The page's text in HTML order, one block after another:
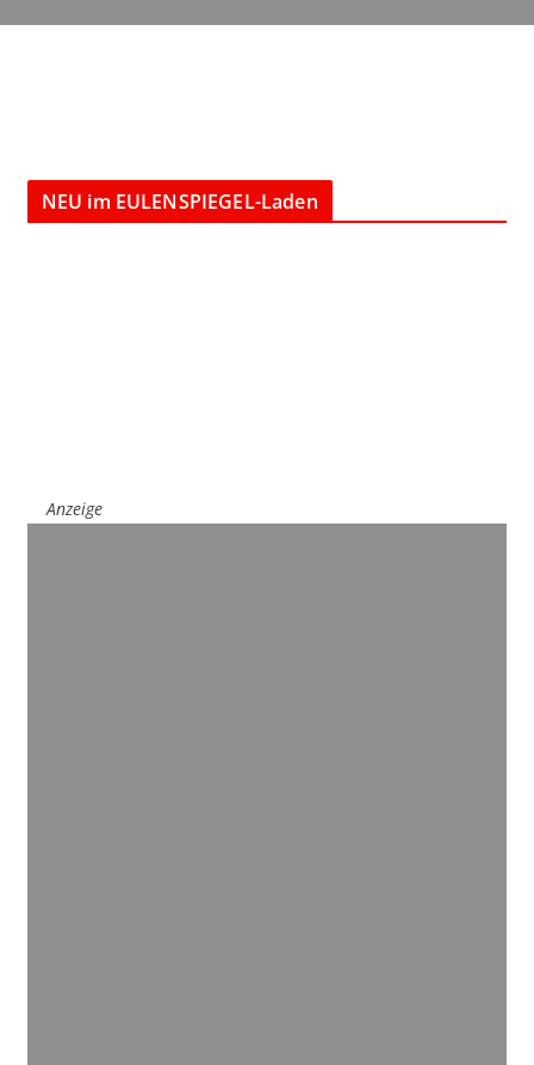
NEU im EULENSPIEGEL-Laden
Anzeige